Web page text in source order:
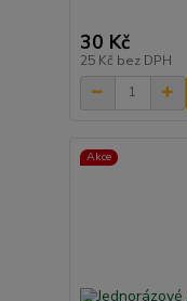
30 Kč
25 Kč bez DPH
Akce